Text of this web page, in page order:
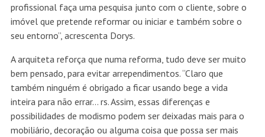
profissional faça uma pesquisa junto com o cliente, sobre o
imóvel que pretende reformar ou iniciar e também sobre o
seu entorno”, acrescenta Dorys.
A arquiteta reforça que numa reforma, tudo deve ser muito
bem pensado, para evitar arrependimentos. “Claro que
também ninguém é obrigado a ficar usando bege a vida
inteira para não errar… rs. Assim, essas diferenças e
possibilidades de modismo podem ser deixadas mais para o
mobiliário, decoração ou alguma coisa que possa ser mais